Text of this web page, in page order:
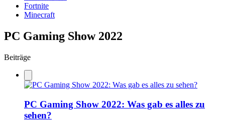
Fortnite
Minecraft
PC Gaming Show 2022
Beiträge
PC Gaming Show 2022: Was gab es alles zu
sehen?